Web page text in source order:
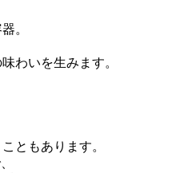
。
わいを生みます。
ともあります。